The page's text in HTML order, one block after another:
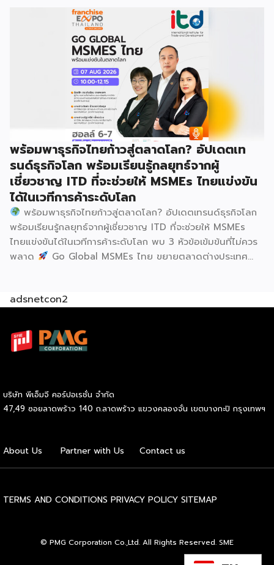
รวมกว่า 250 บูธ บนพื้นที่ 15,000 ตารางเมตร หวังเป็นทาง
เลือกสร้างรายได้เพิ่มและพยุงเศรษฐกิจไทยให้ฟื้นตัว เสิร์ฟครบ
จบในงานด้วยสินเชื่อ และทำเลทองทั่วประเทศ พร้อมเสวนาให้
ความรู้โดยผู้ทรงคุณวุฒิคับคั่ง และกิจกรรมเจรจาจับคู่ธุรกิจทั้งใน
และต่างประเทศ งานจัดต่อเนื่องระหว่างวันที่ 6-9 สิงหาคมนี้ ที่
ฮอลล์ 6-8 อิมแพ็คเมืองทองธานี คาดเม็ดเงินสะพัดในงานราว
220 ล้านบาท นายพูนพงษ์ นัยนาภากรณ์ อธิบดีกรมพัฒนา
ธุรกิจการค้า กระทรวงพาณิชย์ กล่าวว่า งาน ” Franchise Expo
Thailand & Thailand E-Commerce Selection Expo
(TESE 2026) เป็นเวทีแสดงธุรกิจแฟรนไชส์และโซลูชั่นส์แบบครบ
วงจร […]
พร้อมพาธุรกิจไทยก้าวสู่ตลาดโลก? อัปเดตเท
รนด์ธุรกิจโลก พร้อมเรียนรู้กลยุทธ์จากผู้
เชี่ยวชาญ ITD ที่จะช่วยให้ MSMEs ไทยแข่งขัน
ได้ในเวทีการค้าระดับโลก
พร้อมพาธุรกิจไทยก้าวสู่ตลาดโลก? อัปเดตเทรนด์ธุรกิจโลก
พร้อมเรียนรู้กลยุทธ์จากผู้เชี่ยวชาญ ITD ที่จะช่วยให้ MSMEs
ไทยแข่งขันได้ในเวทีการค้าระดับโลก พบ 3 หัวข้อเข้มข้นที่ไม่ควร
พลาด
Go Global MSMEs ไทย ขยายตลาดต่างประเทศ
Commerce เปิดตลาดจีน ติดอาวุธ SMEs ไทย สู่ผู้บริโภค
ธุรกิจ ผู้ประกอบการ และผู้ที่กำลังวางแผนขยายตลาด
สิงหาคม 2569 | 10.00 – 12.15 น.
adsnetcon2
บริษัท พีเอ็มจี คอร์ปอเรชั่น จำกัด
47,49 ซอยลาดพร้าว 140 ถ.ลาดพร้าว แขวงคลองจั่น เขตบางกะปิ กรุงเทพฯ
About Us Partner with Us Contact us
TERMS AND CONDITIONS PRIVACY POLICY SITEMAP
© PMG Corporation Co.,Ltd. All Rights Reserved. SME